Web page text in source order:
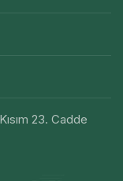
23. Cadde